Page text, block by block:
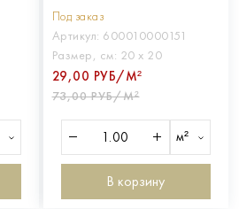
Под заказ
Артикул: 600010000151
Размер, см: 20 х 20
29,00 РУБ/М²
73,00 РУБ/М²
м²
В корзину